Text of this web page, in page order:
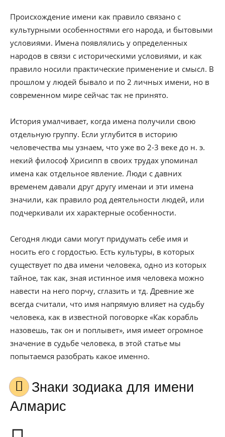
Происхождение имени как правило связано с
культурными особенностями его народа, и бытовыми
условиями. Имена появлялись у определенных
народов в связи с историческими условиями, и как
правило носили практические применение и смысл. В
прошлом у людей бывало и по 2 личных имени, но в
современном мире сейчас так не принято.
История умалчивает, когда имена получили свою
отдельную группу. Если углубится в историю
человечества мы узнаем, что уже во 2-3 веке до н. э.
некий философ Хрисипп в своих трудах упоминал
имена как отдельное явление. Люди с давних
временем давали друг другу именаи и эти имена
значили, как правило род деятельности людей, или
подчеркивали их характерные особенности.
Сегодня люди сами могут придумать себе имя и
носить его с гордостью. Есть культуры, в которых
существует по два имени человека, одно из которых
тайное, так как, зная истинное имя человека можно
навести на него порчу, сглазить и тд. Древние же
всегда считали, что имя напрямую влияет на судьбу
человека, как в известной поговорке «Как корабль
назовешь, так он и поплывет», имя имеет огромное
значение в судьбе человека, в этой статье мы
попытаемся разобрать какое именно.
Знаки зодиака для имени
Алмарис